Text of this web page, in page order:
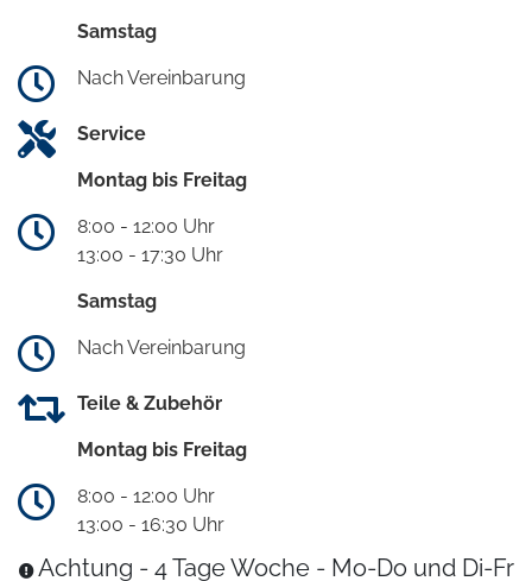
Samstag
Nach Vereinbarung
Service
Montag bis Freitag
8:00 - 12:00 Uhr
13:00 - 17:30 Uhr
Samstag
Nach Vereinbarung
Teile & Zubehör
Montag bis Freitag
8:00 - 12:00 Uhr
13:00 - 16:30 Uhr
Achtung - 4 Tage Woche - Mo-Do und Di-Fr